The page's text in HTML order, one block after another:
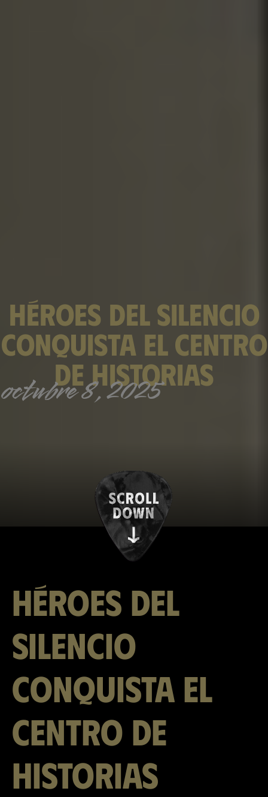
Héroes del Silencio
conquista el Centro
de Historias
octubre 8, 2025
Héroes del
Silencio
conquista el
Centro de
Historias